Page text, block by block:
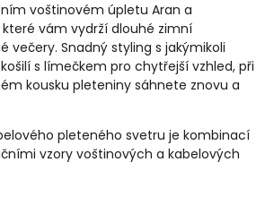
voštinovém úpletu Aran a
které vám vydrží dlouhé zimní
Snadný styling s jakýmikoli
s límečkem pro chytřejší vzhled, při
kousku pleteniny sáhnete znovu a
pleteného svetru je kombinací
vzory voštinových a kabelových